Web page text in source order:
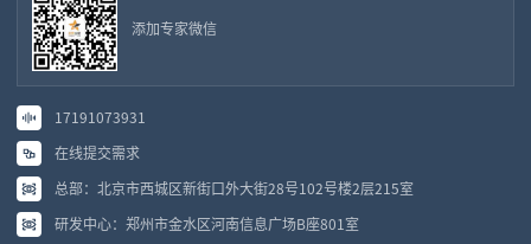
添加专家微信
17191073931
在线提交需求
总部：北京市西城区新街口外大街28号102号楼2层215室
研发中心：郑州市金水区河南信息广场B座801室